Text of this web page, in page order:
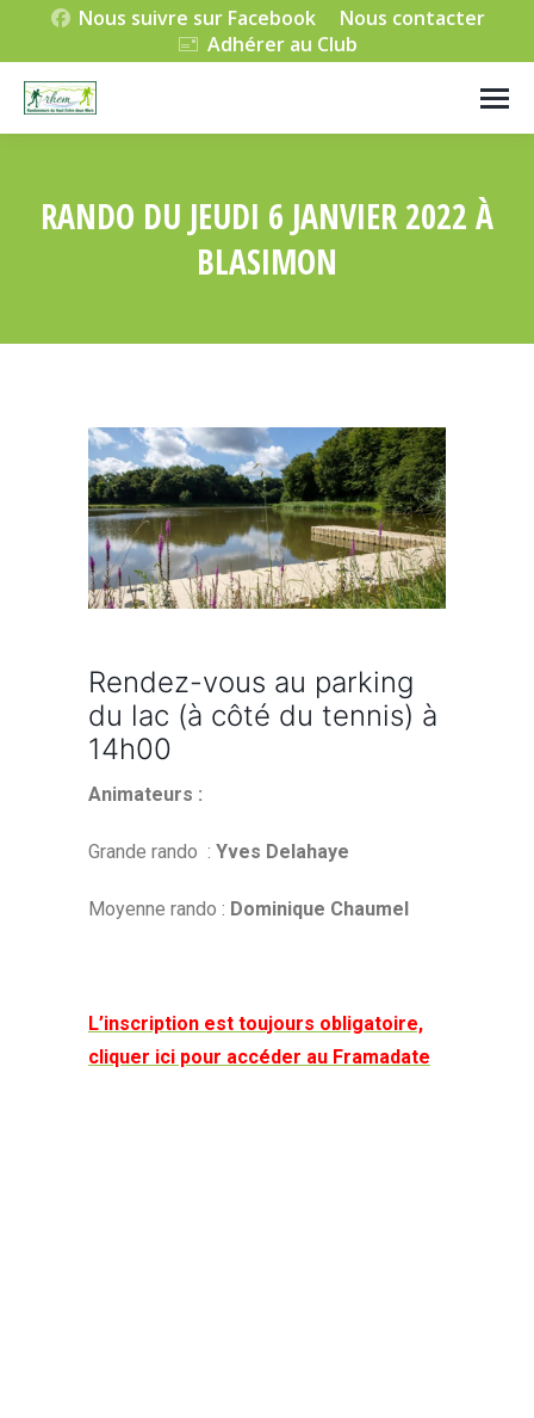
Nous suivre sur Facebook
Nous contacter
Adhérer au Club
RANDO DU JEUDI 6 JANVIER 2022 À
BLASIMON
Rendez-vous au parking
du lac (à côté du tennis) à
14h00
Animateurs :
Grande rando : Yves Delahaye
Moyenne rando : Dominique Chaumel
L’inscription est toujours obligatoire,
cliquer ici pour accéder au Framadate